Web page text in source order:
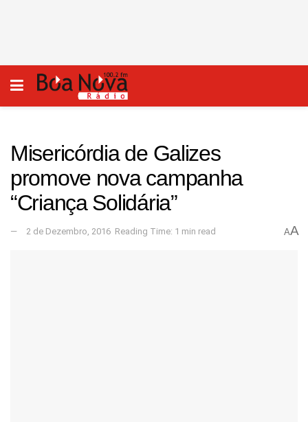
Misericórdia de Galizes
promove nova campanha
“Criança Solidária”
2 de Dezembro, 2016 Reading Time: 1 min read AA